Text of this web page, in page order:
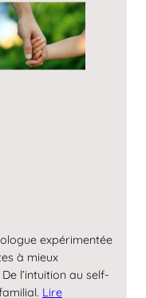
expérimentée
à mieux
l’intuition au self-
Lire